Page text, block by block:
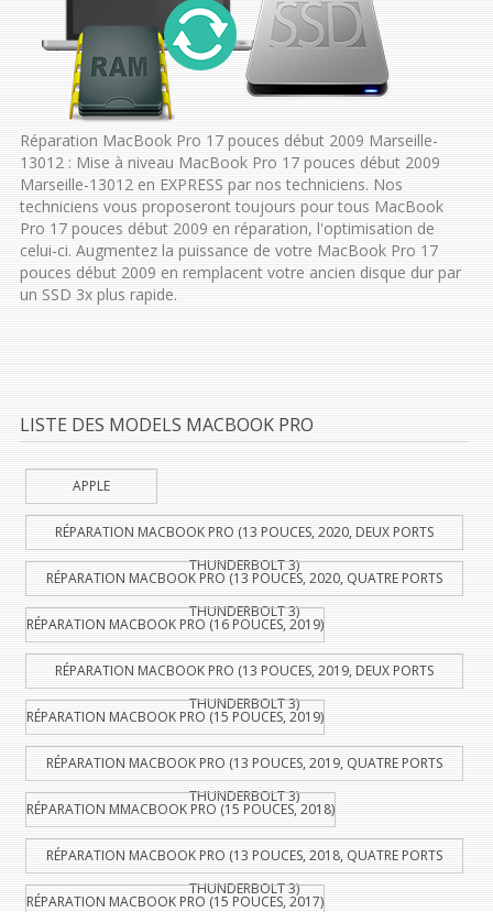
Réparation MacBook Pro 17 pouces début 2009 Marseille-
13012 : Mise à niveau MacBook Pro 17 pouces début 2009
Marseille-13012 en EXPRESS par nos techniciens. Nos
techniciens vous proposeront toujours pour tous MacBook
Pro 17 pouces début 2009 en réparation, l'optimisation de
celui-ci. Augmentez la puissance de votre MacBook Pro 17
pouces début 2009 en remplacent votre ancien disque dur par
un SSD 3x plus rapide.
LISTE DES MODELS MACBOOK PRO
APPLE
RÉPARATION MACBOOK PRO (13 POUCES, 2020, DEUX PORTS
THUNDERBOLT 3)
RÉPARATION MACBOOK PRO (13 POUCES, 2020, QUATRE PORTS
THUNDERBOLT 3)
RÉPARATION MACBOOK PRO (16 POUCES, 2019)
RÉPARATION MACBOOK PRO (13 POUCES, 2019, DEUX PORTS
THUNDERBOLT 3)
RÉPARATION MACBOOK PRO (15 POUCES, 2019)
RÉPARATION MACBOOK PRO (13 POUCES, 2019, QUATRE PORTS
THUNDERBOLT 3)
RÉPARATION MMACBOOK PRO (15 POUCES, 2018)
RÉPARATION MACBOOK PRO (13 POUCES, 2018, QUATRE PORTS
THUNDERBOLT 3)
RÉPARATION MACBOOK PRO (15 POUCES, 2017)